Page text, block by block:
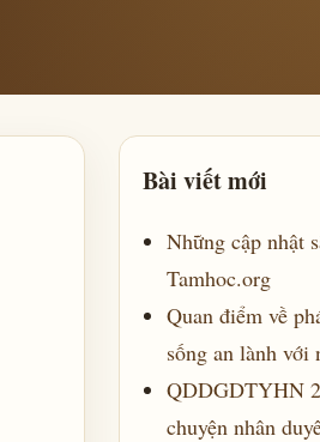
Bài viết mới
Những cập nhật
Tamhoc.org
Quan điểm về
sống an lành với
QDDGDTYHN
chuyện nhân